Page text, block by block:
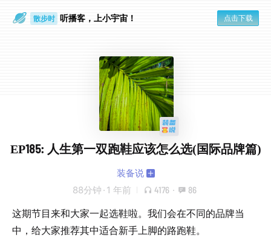
散步时 听播客，上小宇宙！ 点击下载
EP185: 人生第一双跑鞋应该怎么选(国际品牌篇)
装备说
88分钟 · 1 年前 4176 · 86
这期节目来和大家一起选鞋啦。我们会在不同的品牌当
中，给大家推荐其中适合新手上脚的路跑鞋。